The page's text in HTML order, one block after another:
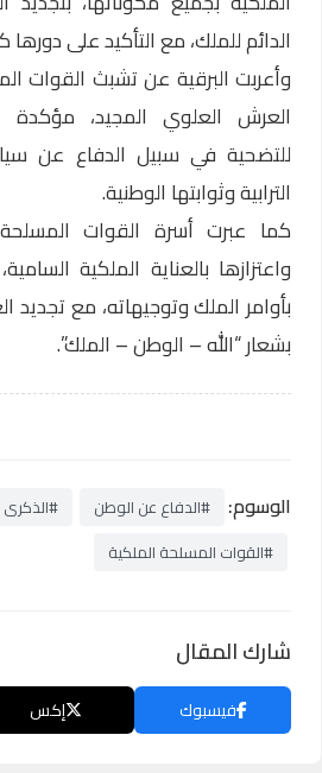
الدائم للملك، مع التأكيد على
وأعربت البرقية عن تشبث القوات
العرش العلوي المجيد، مؤكدة
للتضحية في سبيل الدفاع عن
الترابية وثوابتها الوطنية.
كما عبرت أسرة القوات
واعتزازها بالعناية الملكية
بأوامر الملك وتوجيهاته، مع تجديد
بشعار “الله – الوطن – الملك”.
الوسوم: #الدفاع عن الوطن
#القوات المسلحة الملكية
شارك المقال
فيسبوك إكس